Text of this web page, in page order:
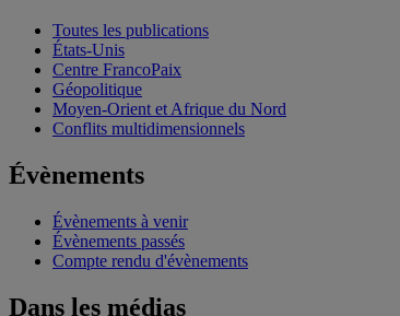
Toutes les publications
États-Unis
Centre FrancoPaix
Géopolitique
Moyen-Orient et Afrique du Nord
Conflits multidimensionnels
Évènements
Évènements à venir
Évènements passés
Compte rendu d'évènements
Dans les médias